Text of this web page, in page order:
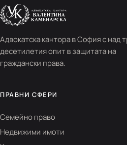
Адвокатска кантора в София с над
десетилетия опит в защитата на
граждански права.
ПРАВНИ СФЕРИ
Семейно право
Недвижими имоти